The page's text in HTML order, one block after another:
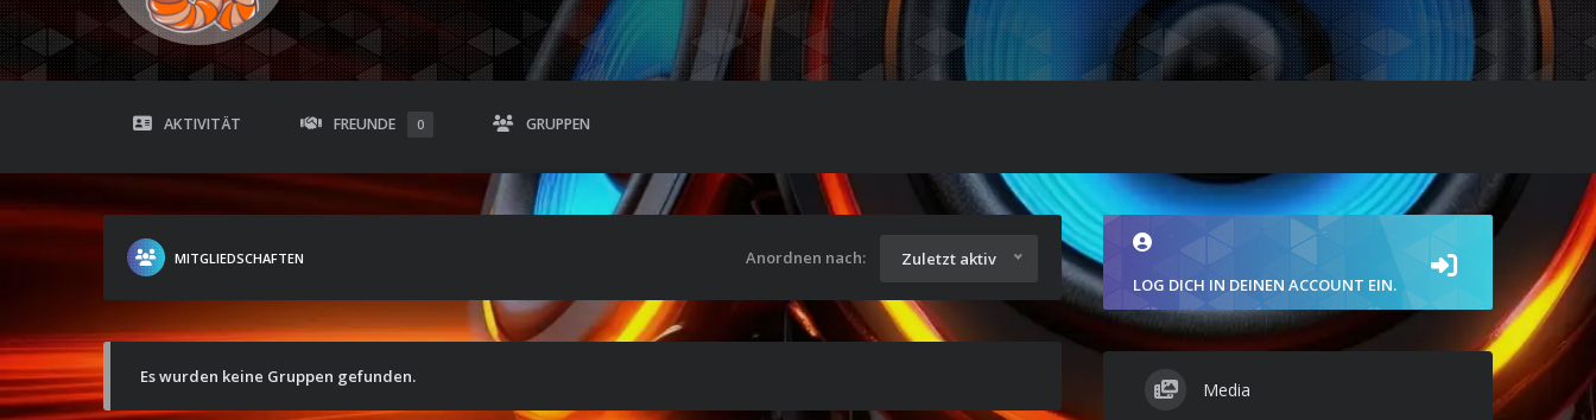
AKTIVITÄT FREUNDE 0 GRUPPEN
MITGLIEDSCHAFTEN Anordnen nach: Zuletzt aktiv
Es wurden keine Gruppen gefunden.
LOG DICH IN DEINEN ACCOUNT EIN.
Media